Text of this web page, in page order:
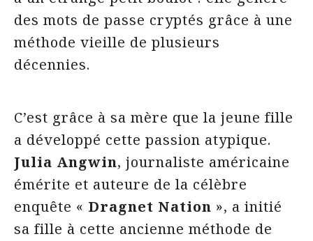
des mots de passe cryptés grâce à une
méthode vieille de plusieurs
décennies.
C’est grâce à sa mère que la jeune fille
a développé cette passion atypique.
Julia Angwin, journaliste américaine
émérite et auteure de la célèbre
enquête « Dragnet Nation », a initié
sa fille à cette ancienne méthode de